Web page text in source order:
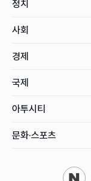
정치
사회
경제
국제
아투시티
문화·스포츠